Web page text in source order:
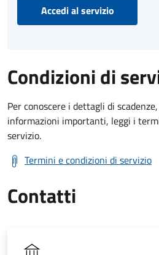
Accedi al servizio
Condizioni di
Per conoscere i dettagli di
informazioni importanti, leggi i
servizio.
Termini e condizioni di servizio
Contatti